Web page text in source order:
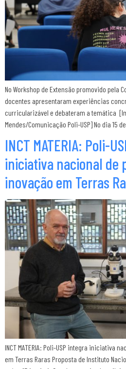
No Workshop de Extensão promovido pela
docentes apresentaram experiências
curricularizável e debateram a temática
Mendes/Comunicação Poli-USP] No dia 15
INCT MATERIA: Poli-
iniciativa nacional de
inovação em Terras
INCT MATERIA: Poli-USP integra iniciativa
em Terras Raras Proposta de Instituto